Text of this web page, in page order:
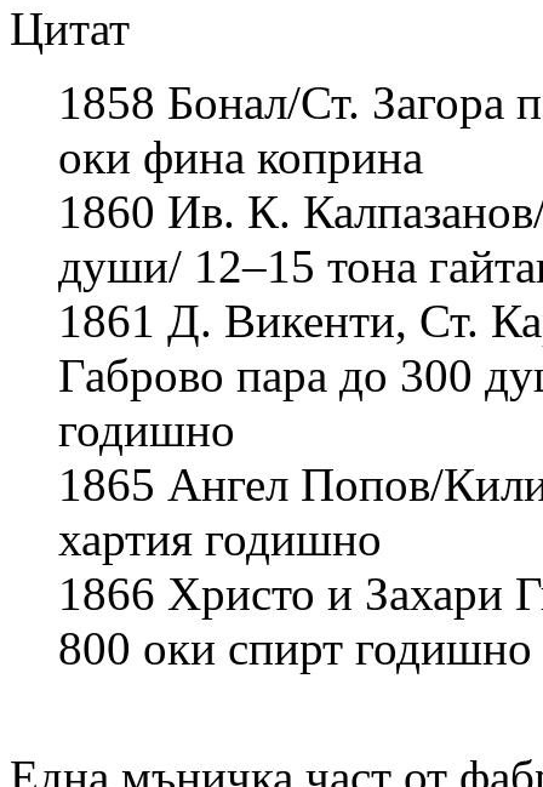
Цитат
1858 Бонал/Ст.
оки фина коприна
1860 Ив. К.
души/ 12–15 тона
1861 Д. Викенти, Ст.
Габрово пара до 300
годишно
1865 Ангел Попов/
хартия годишно
1866 Христо и Захари
800 оки спирт годишно